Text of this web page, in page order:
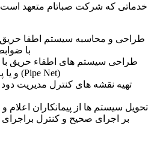
خدماتی که شرکت صباتام متعهد است
طراحی و محاسبه سیستم اطفا حریق
با
طراحی سیستم های اطفاء حریق با
(Auto Sprink) و یا پایپ نت (Pipe Net)
تهیه نقشه های کنترل مدیریت
تحویل سیستم ها از پیمانکاران
بر اجرای صحیح و کنترل